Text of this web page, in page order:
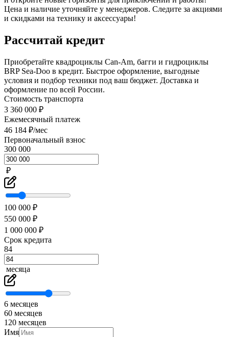
Цена и наличие уточняйте у менеджеров. Следите за акциями
и скидками на технику и аксессуары!
Рассчитай кредит
Приобретайте квадроциклы Can-Am, багги и гидроциклы
BRP Sea-Doo в кредит. Быстрое оформление, выгодные
условия и подбор техники под ваш бюджет. Доставка и
оформление по всей России.
Стоимость транспорта
3 360 000 ₽
Ежемесячный платеж
46 184 ₽/мес
Первоначальный взнос
300 000
₽
100 000 ₽
550 000 ₽
1 000 000 ₽
Срок кредита
84
месяца
6 месяцев
60 месяцев
120 месяцев
Имя